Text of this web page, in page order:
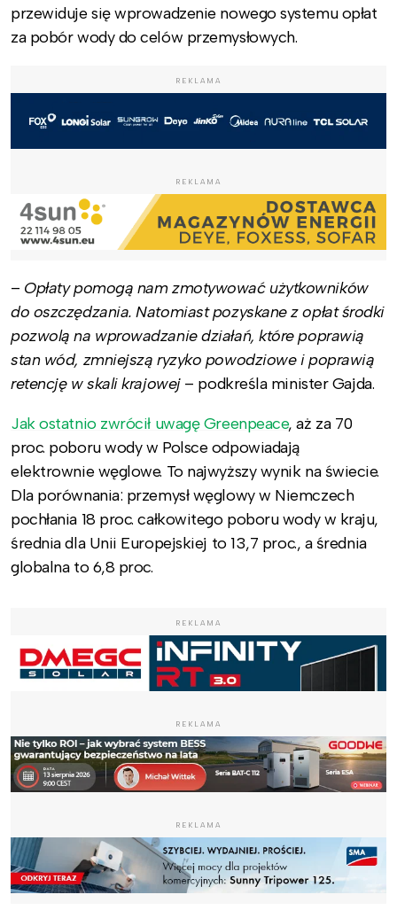
przewiduje się wprowadzenie nowego systemu opłat
za pobór wody do celów przemysłowych.
REKLAMA
REKLAMA
– Opłaty pomogą nam zmotywować użytkowników
do oszczędzania. Natomiast pozyskane z opłat środki
pozwolą na wprowadzanie działań, które poprawią
stan wód, zmniejszą ryzyko powodziowe i poprawią
retencję w skali krajowej– podkreśla minister Gajda.
Jak ostatnio zwrócił uwagę Greenpeace, aż za 70
proc. poboru wody w Polsce odpowiadają
elektrownie węglowe. To najwyższy wynik na świecie.
Dla porównania: przemysł węglowy w Niemczech
pochłania 18 proc. całkowitego poboru wody w kraju,
średnia dla Unii Europejskiej to 13,7 proc., a średnia
globalna to 6,8 proc.
REKLAMA
REKLAMA
REKLAMA